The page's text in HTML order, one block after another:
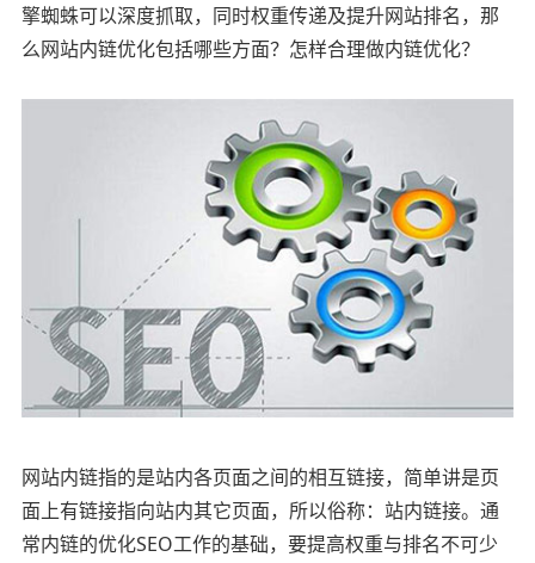
擎蜘蛛可以深度抓取，同时权重传递及提升网站排名，那
么网站内链优化包括哪些方面？怎样合理做内链优化？
网站内链指的是站内各页面之间的相互链接，简单讲是页
面上有链接指向站内其它页面，所以俗称：站内链接。通
常内链的优化SEO工作的基础，要提高权重与排名不可少